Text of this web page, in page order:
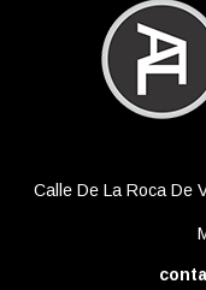
Calle De La Roca De